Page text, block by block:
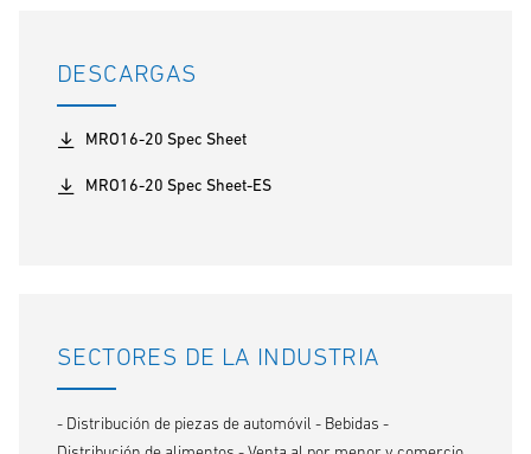
DESCARGAS
MRO16-20 Spec Sheet
MRO16-20 Spec Sheet-ES
SECTORES DE LA INDUSTRIA
- Distribución de piezas de automóvil - Bebidas -